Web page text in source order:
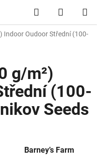
Hledat
KOŠÍK
Indoor Oudoor Střední (100-
g/m²)
(100-
Seeds
Barney’s Farm